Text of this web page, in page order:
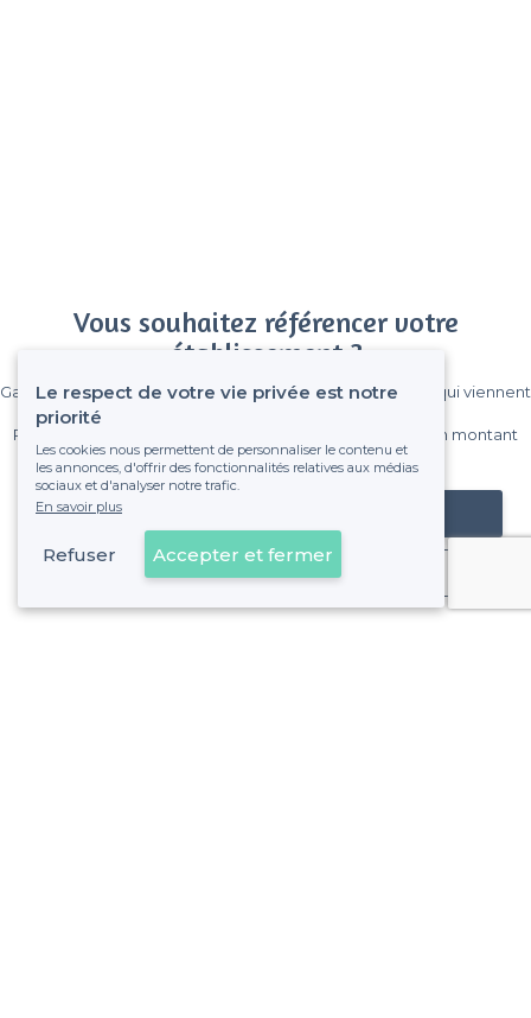
Vous souhaitez référencer votre
établissement ?
Gagnez de nombreux clients parmi le million de visiteurs qui viennent
Pas de commissions et sans engagement, vous payez un montant
fixe sans risque de voir déraper la facture.
Référencer mon établissement
Déjà client
Le respect de votre vie privée est notre
priorité
Les cookies nous permettent de personnaliser le contenu et
les annonces, d'offrir des fonctionnalités relatives aux médias
sociaux et d'analyser notre trafic.
En savoir plus
Refuser Accepter et fermer